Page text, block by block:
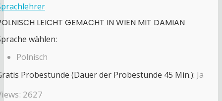
LEICHT GEMACHT IN WIEN MIT DAMIAN
wählen:
Polnisch
Probestunde (Dauer der Probestunde 45 Min.): Ja
2627